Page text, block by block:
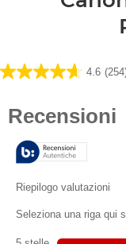
4.6
4.6
stelle.
254
recensioni